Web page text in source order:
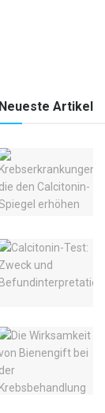
Neueste Artikel